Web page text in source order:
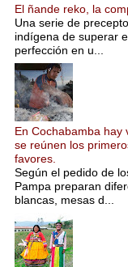
El ñande reko, la
Una serie de
indígena de superar
perfección en u...
En Cochabamba hay
se reúnen los
favores.
Según el pedido de
Pampa preparan
blancas, mesas d...